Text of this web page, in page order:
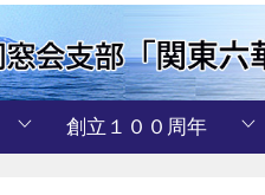
創立１００周年